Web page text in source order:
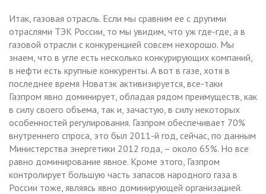
Итак, газовая отрасль. Если мы сравним ее с другими
отраслями ТЭК России, то мы увидим, что уж где-где, а в
газовой отрасли с конкуренцией совсем нехорошо. Мы
знаем, что в угле есть несколько конкурирующих компаний,
в нефти есть крупные конкуренты. А вот в газе, хотя в
последнее время Новатэк активизируется, все-таки
Газпром явно доминирует, обладая рядом преимуществ, как
в силу своего объема, так и, зачастую, в силу некоторых
особенностей регулирования. Газпром обеспечивает 70%
внутреннего спроса, это был 2011-й год, сейчас, по данным
Министерства энергетики 2012 года, – около 65%. Но все
равно доминирование явное. Кроме этого, Газпром
контролирует большую часть запасов народного газа в
России тоже, являясь явно доминирующей организацией.